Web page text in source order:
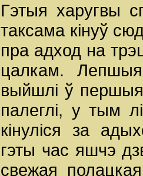
Гэтыя харугвы
таксама кінуў
пра адход на
цалкам. Лепшыя
выйшлі ў
палеглі, у тым
кінуліся за
гэты час яшчэ
свежая